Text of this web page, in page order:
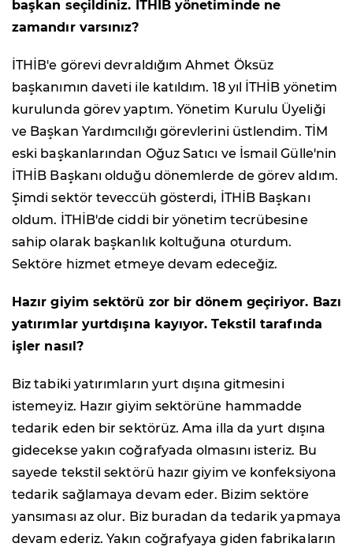
başkan seçildiniz. İTHİB yönetiminde ne
zamandır varsınız?
İTHİB'e görevi devraldığım Ahmet Öksüz
başkanımın daveti ile katıldım. 18 yıl İTHİB yönetim
kurulunda görev yaptım. Yönetim Kurulu Üyeliği
ve Başkan Yardımcılığı görevlerini üstlendim. TİM
eski başkanlarından Oğuz Satıcı ve İsmail Gülle'nin
İTHİB Başkanı olduğu dönemlerde de görev aldım.
Şimdi sektör teveccüh gösterdi, İTHİB Başkanı
oldum. İTHİB'de ciddi bir yönetim tecrübesine
sahip olarak başkanlık koltuğuna oturdum.
Sektöre hizmet etmeye devam edeceğiz.
Hazır giyim sektörü zor bir dönem geçiriyor. Bazı
yatırımlar yurtdışına kayıyor. Tekstil tarafında
işler nasıl?
Biz tabiki yatırımların yurt dışına gitmesini
istemeyiz. Hazır giyim sektörüne hammadde
tedarik eden bir sektörüz. Ama illa da yurt dışına
gidecekse yakın coğrafyada olmasını isteriz. Bu
sayede tekstil sektörü hazır giyim ve konfeksiyona
tedarik sağlamaya devam eder. Bizim sektöre
yansıması az olur. Biz buradan da tedarik yapmaya
devam ederiz. Yakın coğrafyaya giden fabrikaların